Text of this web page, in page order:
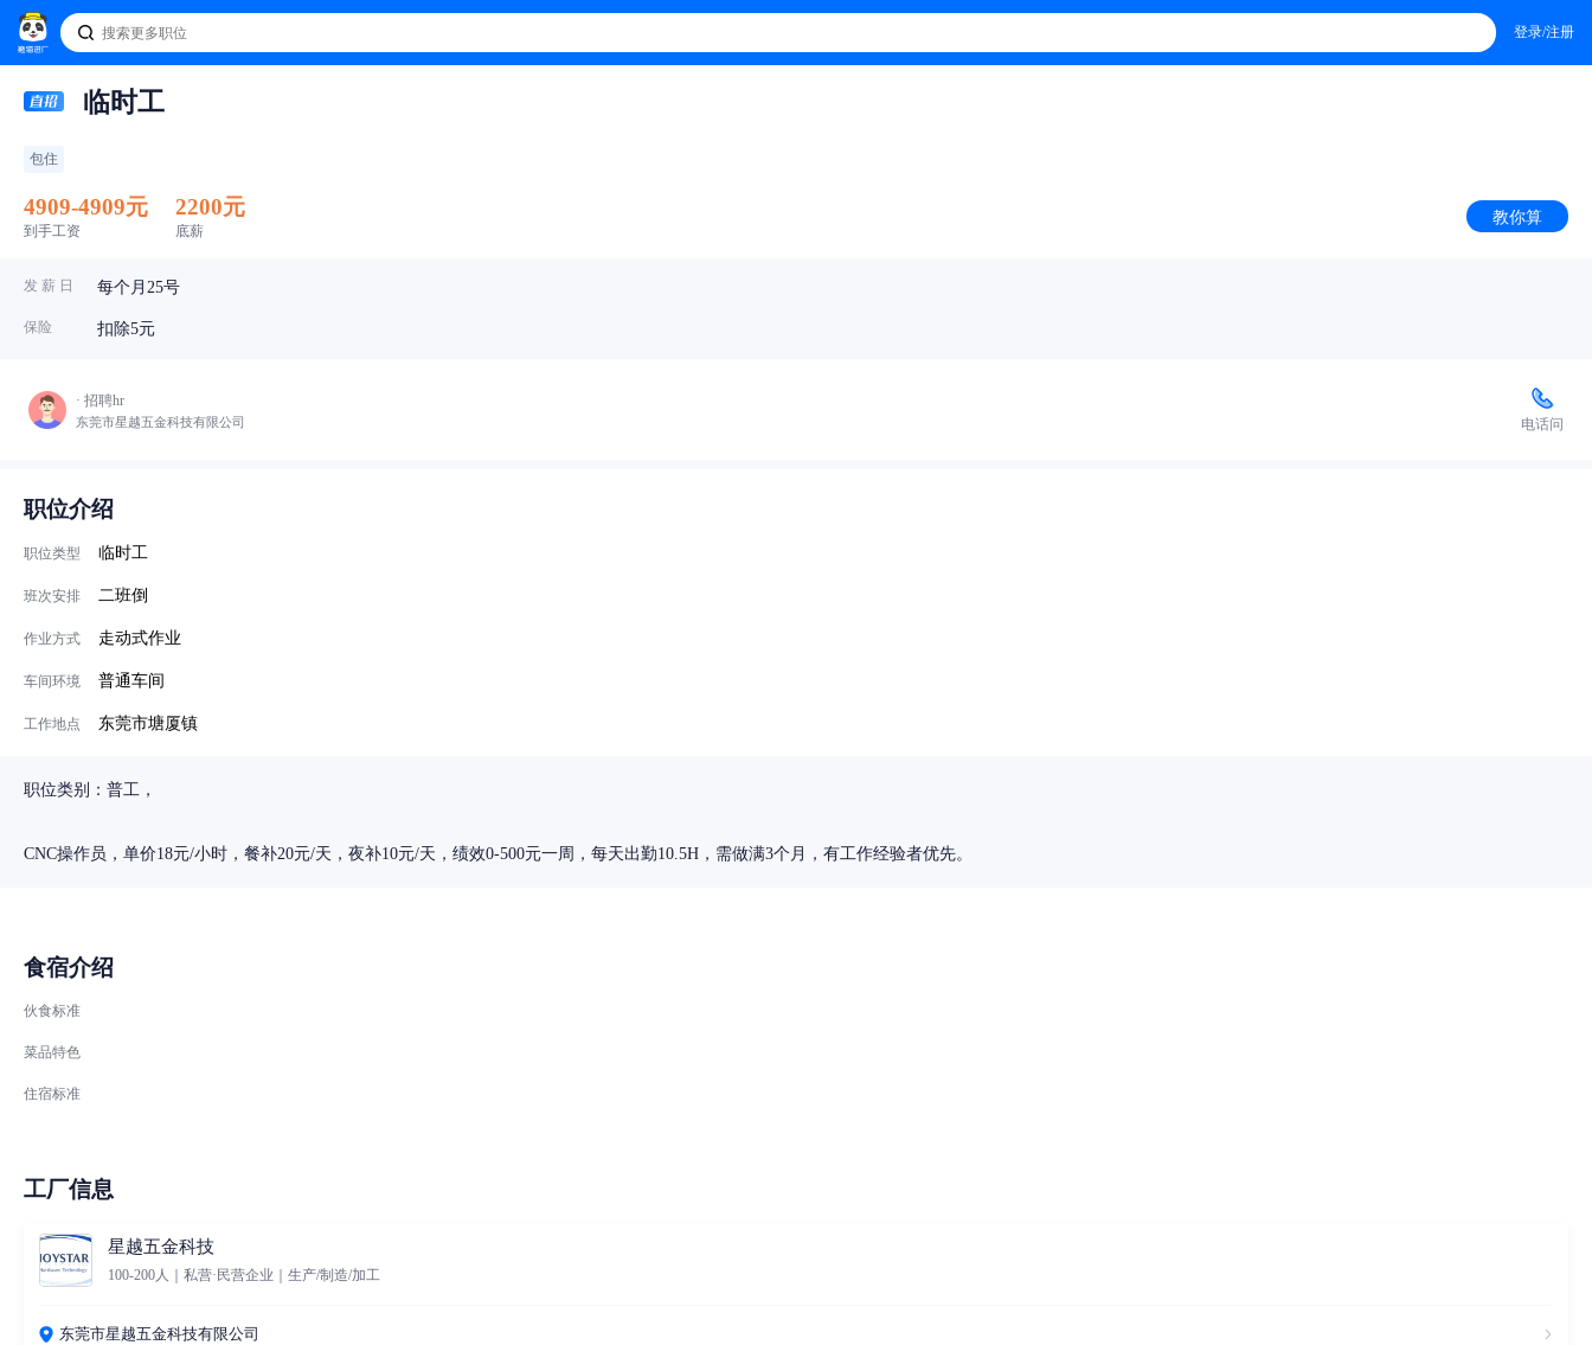
登录/注册
临时工
包住
4909-4909元
到手工资
2200元
底薪
教你算
发 薪 日 每个月25号
保险 扣除5元
· 招聘hr
东莞市星越五金科技有限公司 电话问
职位介绍
职位类型 临时工
班次安排 二班倒
作业方式 走动式作业
车间环境 普通车间
工作地点 东莞市塘厦镇
职位类别：普工，
食宿介绍
伙食标准
菜品特色
住宿标准
工厂信息
星越五金科技
100-200人｜私营·民营企业｜生产/制造/加工
东莞市星越五金科技有限公司